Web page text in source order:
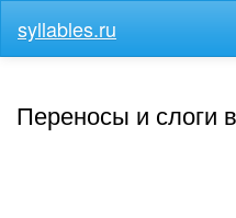
syllables.ru
Переносы и слоги